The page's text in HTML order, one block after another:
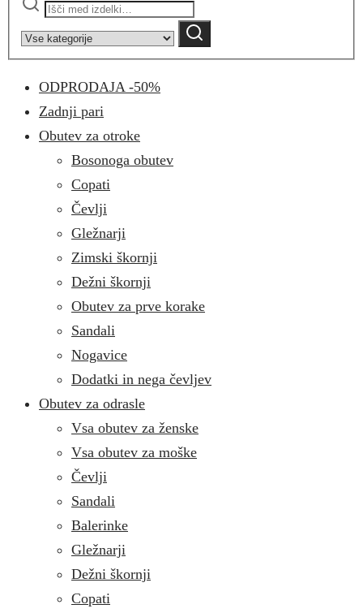
by
Iskanje
ODPRODAJA -50%
Zadnji pari
Obutev za otroke
Bosonoga obutev
Copati
Čevlji
Gležnarji
Zimski škornji
Dežni škornji
Obutev za prve korake
Sandali
Nogavice
Dodatki in nega čevljev
Obutev za odrasle
Vsa obutev za ženske
Vsa obutev za moške
Čevlji
Sandali
Balerinke
Gležnarji
Dežni škornji
Copati